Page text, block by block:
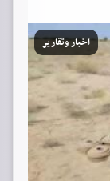
اخبار وتقارير